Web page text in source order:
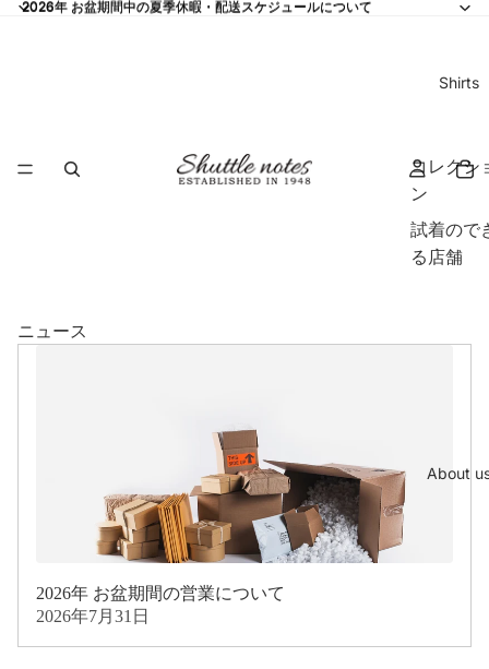
2026年 お盆期間中の夏季休暇・配送スケジュールについて
2026年 お盆期間中の夏季休暇・配送スケジュールについて
Shirts
コレクシ
ン
試着ので
る店舗
About
ニュース
2026年 お盆期間の営業について
2026年7月31日